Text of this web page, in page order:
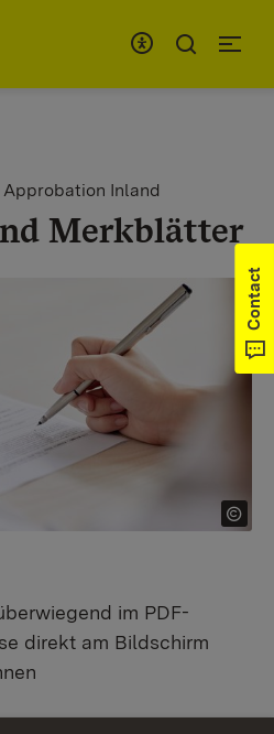
Inland
Merkblätter
im PDF-
direkt am Bildschirm
Contact